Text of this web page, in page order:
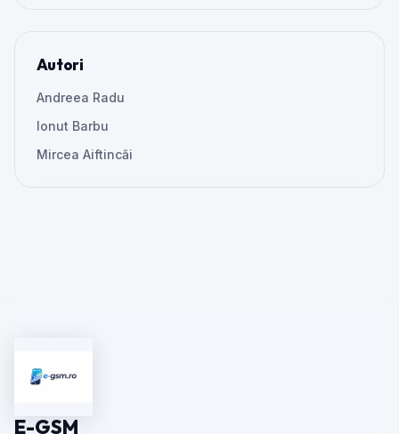
Autori
Andreea Radu
Ionut Barbu
Mircea Aiftincăi
E-GSM